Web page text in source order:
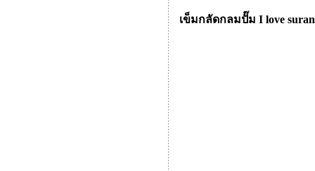
เข็มกลัดกลมปั๊ม I love